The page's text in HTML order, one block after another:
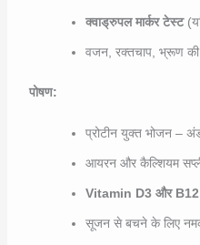
क्वाड्रुपल मार्कर टेस्ट
वजन, रक्तचाप, भ्रूण की
पोषण:
प्रोटीन युक्त भोजन –
आयरन और कैल्शियम
Vitamin D3 और B12
सूजन से बचने के लिए